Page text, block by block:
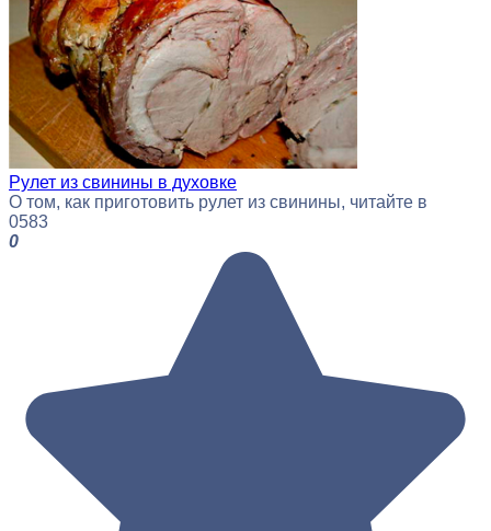
Рулет из свинины в духовке
О том, как приготовить рулет из свинины, читайте в
0583
0